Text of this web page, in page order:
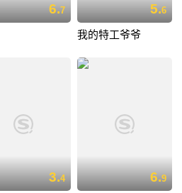
6.7 5.6
我的特工爷爷
3.4 6.9